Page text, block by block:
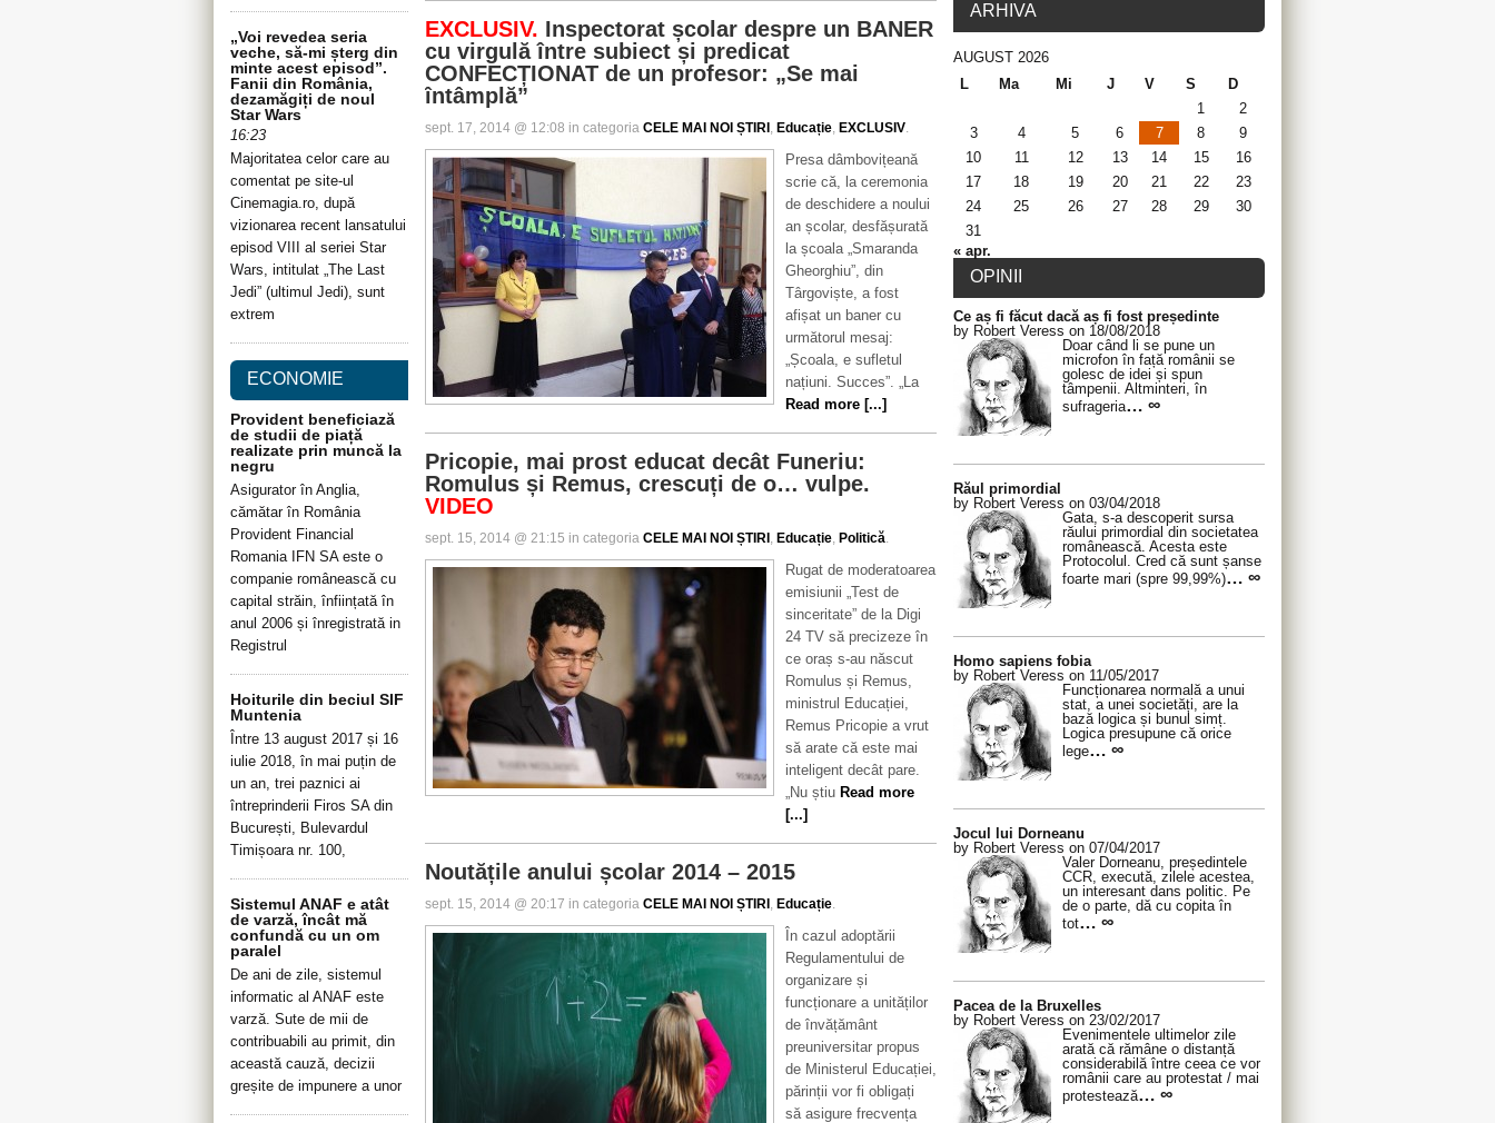
EXCLUSIV. Inspectorat școlar despre un BANER
cu virgulă între subiect și predicat
CONFECȚIONAT de un profesor: „Se mai
întâmplă”
sept. 17, 2014 @ 12:08 in categoria CELE MAI NOI ȘTIRI , Educație, EXCLUSIV.
Presa dâmbovițeană
scrie că, la ceremonia
de deschidere a noului
an școlar, desfășurată
la școala „Smaranda
Gheorghiu”, din
Târgoviște, a fost
afișat un baner cu
următorul mesaj:
„Școala, e sufletul
națiuni. Succes”. „La
Read more [...]
Pricopie, mai prost educat decât Funeriu:
Romulus și Remus, crescuți de o… vulpe.
VIDEO
sept. 15, 2014 @ 21:15 in categoria CELE MAI NOI ȘTIRI , Educație, Politică.
Rugat de moderatoarea
emisiunii „Test de
sinceritate” de la Digi
24 TV să precizeze în
ce oraș s-au născut
Romulus și Remus,
ministrul Educației,
Remus Pricopie a vrut
să arate că este mai
inteligent decât pare.
„Nu știu Read more
[...]
Noutățile anului școlar 2014 – 2015
sept. 15, 2014 @ 20:17 in categoria CELE MAI NOI ȘTIRI , Educație.
În cazul adoptării
Regulamentului de
organizare și
funcționare a unităților
de învățământ
preuniversitar propus
de Ministerul Educației,
părinții vor fi obligați
să asigure frecvența
„Voi revedea seria
veche, să-mi șterg din
minte acest episod”.
Fanii din România,
dezamăgiți de noul
Star Wars
16:23
Majoritatea celor care au
comentat pe site-ul
Cinemagia.ro, după
vizionarea recent lansatului
episod VIII al seriei Star
Wars, intitulat „The Last
Jedi” (ultimul Jedi), sunt
extrem
ECONOMIE
Provident beneficiază
de studii de piață
realizate prin muncă la
negru
Asigurator în Anglia,
cămătar în România
Provident Financial
Romania IFN SA este o
companie românească cu
capital străin, înființată în
anul 2006 și înregistrată in
Registrul
Hoiturile din beciul SIF
Muntenia
Între 13 august 2017 și 16
iulie 2018, în mai puțin de
un an, trei paznici ai
întreprinderii Firos SA din
București, Bulevardul
Timișoara nr. 100,
Sistemul ANAF e atât
de varză, încât mă
confundă cu un om
paralel
De ani de zile, sistemul
informatic al ANAF este
varză. Sute de mii de
contribuabili au primit, din
această cauză, decizii
greșite de impunere a unor
ARHIVA
AUGUST 2026
L
Ma Mi J V S
D
1
2
3
4 5 6 7 8
9
10
11 12 13 14 15
16
17
18 19 20 21 22
23
24
25 26 27 28 29
30
31
« apr.
OPINII
Ce aș fi făcut dacă aș fi fost președinte
by Robert Veress on 18/08/2018
Doar când li se pune un
microfon în față românii se
golesc de idei și spun
tâmpenii. Altminteri, în
sufrageria… ∞
Răul primordial
by Robert Veress on 03/04/2018
Gata, s-a descoperit sursa
răului primordial din societatea
românească. Acesta este
Protocolul. Cred că sunt șanse
foarte mari (spre 99,99%)… ∞
Homo sapiens fobia
by Robert Veress on 11/05/2017
Funcționarea normală a unui
stat, a unei societăți, are la
bază logica și bunul simț.
Logica presupune că orice
lege… ∞
Jocul lui Dorneanu
by Robert Veress on 07/04/2017
Valer Dorneanu, președintele
CCR, execută, zilele acestea,
un interesant dans politic. Pe
de o parte, dă cu copita în
tot… ∞
Pacea de la Bruxelles
by Robert Veress on 23/02/2017
Evenimentele ultimelor zile
arată că rămâne o distanță
considerabilă între ceea ce vor
românii care au protestat / mai
protestează… ∞